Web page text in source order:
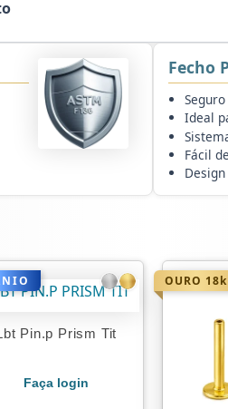
Fecho
Ideal
Fácil
Pin.p Prism Tit
Faça login
OURO 18k